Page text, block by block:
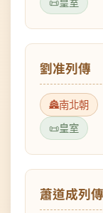
劉准列傳
南北朝
皇室
蕭道成列傳
南北朝